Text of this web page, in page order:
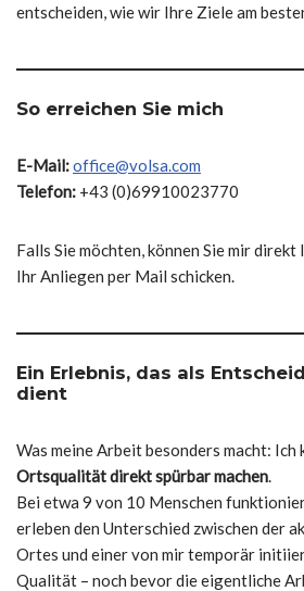
entscheiden, wie wir Ihre Ziele am
So erreichen Sie mich
E-Mail:office@volsa.com
Telefon: +43 (0)69910023770
Falls Sie möchten, können Sie mir
Ihr Anliegen per Mail schicken.
Ein Erlebnis, das als
dient
Was meine Arbeit besonders macht: Ich
Ortsqualität direkt spürbar machen
Bei etwa 9 von 10 Menschen
erleben den Unterschied zwischen der
Ortes und einer von mir temporär
Qualität – noch bevor die eigentliche